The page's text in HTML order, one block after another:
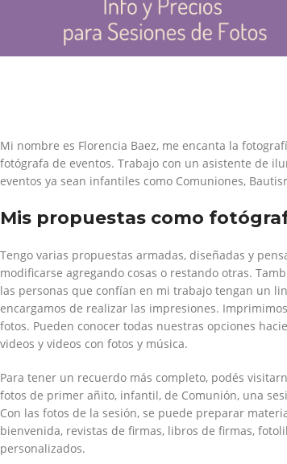
Mi nombre es Florencia Baez, me encanta la
fotógrafa de eventos. Trabajo con un asistente de
eventos ya sean infantiles como Comuniones,
Mis propuestas como
Tengo varias propuestas armadas, diseñadas y
modificarse agregando cosas o restando otras.
las personas que confían en mi trabajo tengan un
encargamos de realizar las impresiones.
fotos. Pueden conocer todas nuestras opciones
videos y videos con fotos y música.
Para tener un recuerdo más completo, podés
fotos de primer añito, infantil, de Comunión, una
Con las fotos de la sesión, se puede preparar
bienvenida, revistas de firmas, libros de firmas,
personalizados.